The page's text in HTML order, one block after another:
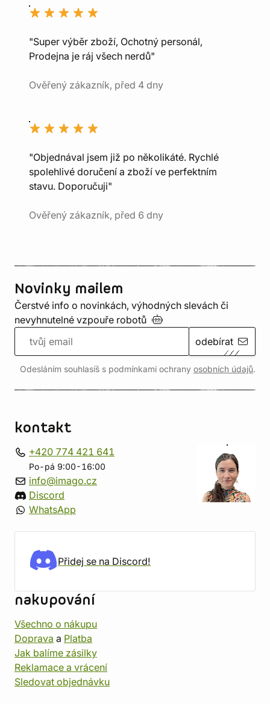
"Super výběr zboží, Ochotný personál,
Prodejna je ráj všech nerdů"
Ověřený zákazník, před 4 dny
"Objednával jsem již po několikáté. Rychlé
spolehlivé doručení a zboží ve perfektním
stavu. Doporučuji"
Ověřený zákazník, před 6 dny
Novinky mailem
Čerstvé info o novinkách, výhodných slevách či
nevyhnutelné vzpouře robotů
odebírat
Odesláním souhlasíš s podmínkami ochrany osobních údajů.
kontakt
+420 774 421 641
Po-pá 9:00-16:00
info@imago.cz
Discord
WhatsApp
Přidej se na Discord!
nakupování
Všechno o nákupu
Doprava a Platba
Jak balíme zásilky
Reklamace a vrácení
Sledovat objednávku